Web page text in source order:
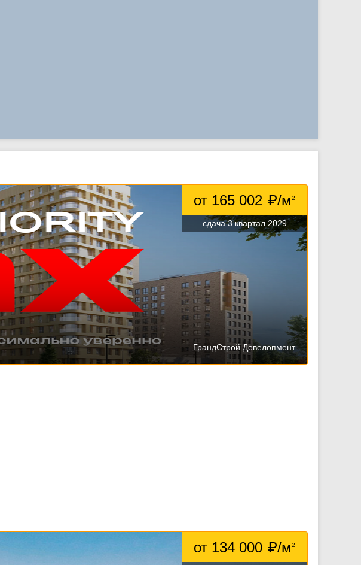
от 165 002 /м2
сдача 3 квартал 2029
ГрандСтрой Девелопмент
от 134 000 /м2